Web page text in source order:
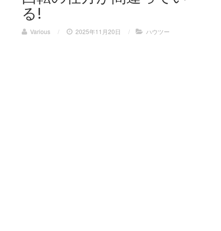
る!
Various / 2025年11月20日 / ハウツー